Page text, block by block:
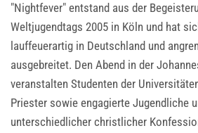
"Nightfever" entstand aus der
Weltjugendtags 2005 in Köln und hat
lauffeuerartig in Deutschland und
ausgebreitet. Den Abend in der
veranstalten Studenten der
Priester sowie engagierte Jugendliche
unterschiedlicher christlicher